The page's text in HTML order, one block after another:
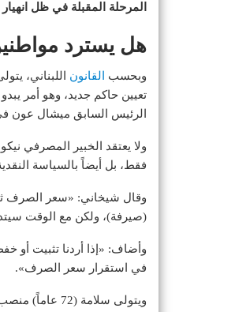
المرحلة المقبلة في ظل
هل يسترد
وبحسب القانون اللبناني،
تعيين حاكم جديد، وهو أمر
الرئيس السابق ميشال عون
ولا يعتقد الخبير المصرفي
فقط، بل أيضاً بالسياسة
وقال شيخاني: «سعر الصرف
(صيرفة)، ولكن مع الوقت
وأضاف: «إذا أردنا تثبيت أو
في استقرار سعر الصرف».
ويتولى